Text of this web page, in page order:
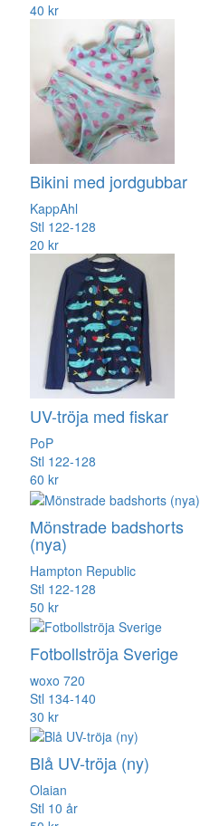
40 kr
Bikini med jordgubbar
KappAhl
Stl 122-128
20 kr
UV-tröja med fiskar
PoP
Stl 122-128
60 kr
Mönstrade badshorts
(nya)
Hampton Republic
Stl 122-128
50 kr
Fotbollströja Sverige
woxo 720
Stl 134-140
30 kr
Blå UV-tröja (ny)
Olaian
Stl 10 år